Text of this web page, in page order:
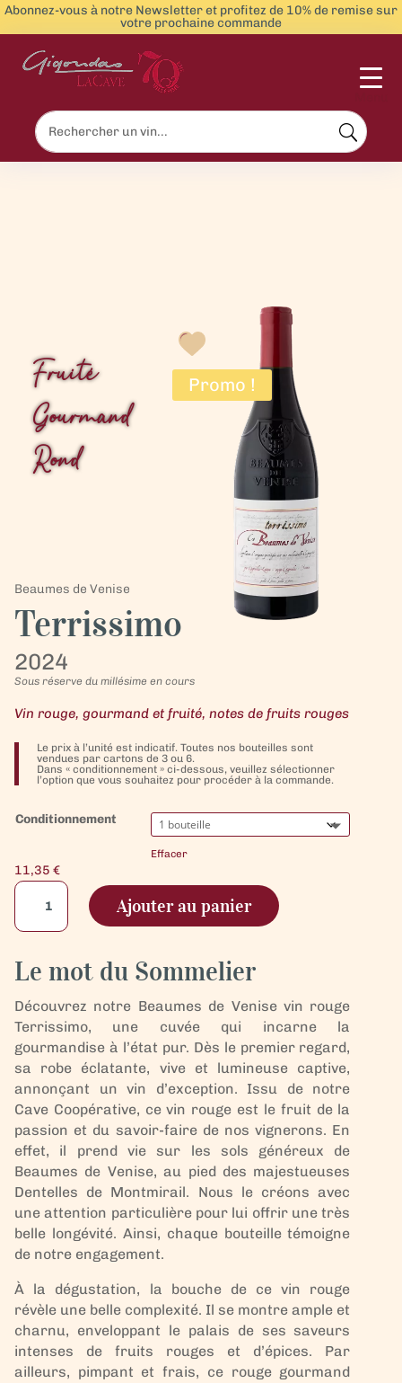
Abonnez-vous à notre Newsletter et profitez de 10% de remise sur
votre prochaine commande
Fruité
Gourmand
Rond
Promo !
Beaumes de Venise
Terrissimo
2024
Sous réserve du millésime en cours
Vin rouge, gourmand et fruité, notes de fruits rouges
Le prix à l’unité est indicatif. Toutes nos bouteilles sont
vendues par cartons de 3 ou 6.
Dans « conditionnement » ci-dessous, veuillez sélectionner
l’option que vous souhaitez pour procéder à la commande.
Conditionnement
Effacer
11,35 €
quantité
Beaumes
Venise
Rouge
-
Terrissimo
Ajouter au panier
Le mot du Sommelier
Découvrez notre Beaumes de Venise vin rouge
Terrissimo, une cuvée qui incarne la
gourmandise à l’état pur. Dès le premier regard,
sa robe éclatante, vive et lumineuse captive,
annonçant un vin d’exception. Issu de notre
Cave Coopérative, ce vin rouge est le fruit de la
passion et du savoir-faire de nos vignerons. En
effet, il prend vie sur les sols généreux de
Beaumes de Venise, au pied des majestueuses
Dentelles de Montmirail. Nous le créons avec
une attention particulière pour lui offrir une très
belle longévité. Ainsi, chaque bouteille témoigne
de notre engagement.
À la dégustation, la bouche de ce vin rouge
révèle une belle complexité. Il se montre ample et
charnu, enveloppant le palais de ses saveurs
intenses de fruits rouges et d’épices. Par
ailleurs, pimpant et frais, ce rouge gourmand